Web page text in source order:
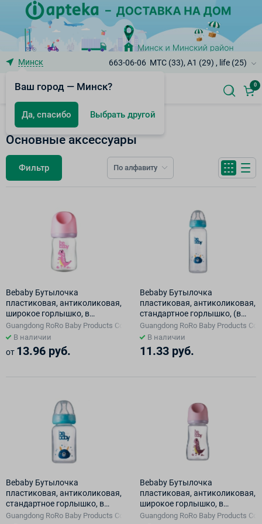
Минск
Ваш город — Минск?
Да, спасибо Выбрать другой
663-06-06 МТС (33), A1 (29) , life (25)
0
Товары для младенцев
Основные аксессуары
Фильтр По алфавиту
Bebaby Бутылочка
пластиковая, антиколиковая,
широкое горлышко, в
комплекте силиконовая
соска с антиколиковым
клапаном, мини поток, 0 мес+
(голубой, розовый) арт.R-
Guangdong RoRo Baby Products Co., Ltd., Китай
В наличии
от 13.96 руб.
Bebaby Бутылочка
пластиковая, антиколиковая,
стандартное горлышко, (в
комплекте силиконовая
соска, круглая, медленный
поток, 3 мес+ (голубой,
розовый,зеленый), арт.R-
Guangdong RoRo Baby Products
В наличии
11.33 руб.
Bebaby Бутылочка
пластиковая, антиколиковая,
стандартное горлышко, в
комплекте силиконовая
Guangdong RoRo Baby Products Co., Ltd., Китай
Bebaby Бутылочка
пластиковая, антиколиковая,
широкое горлышко, в
комплекте силиконовая
Guangdong RoRo Baby Products